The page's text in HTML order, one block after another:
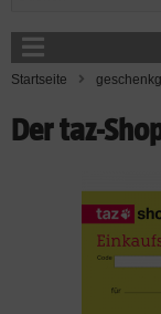
Startseite
Der taz-